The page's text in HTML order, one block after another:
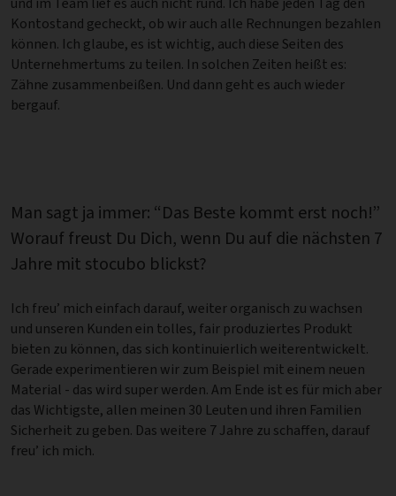
Kontostand gecheckt, ob wir auch alle Rechnungen bezahlen
können. Ich glaube, es ist wichtig, auch diese Seiten des
Unternehmertums zu teilen. In solchen Zeiten heißt es:
Zähne zusammenbeißen. Und dann geht es auch wieder
bergauf.
Man sagt ja immer: “Das Beste kommt erst noch!”
Worauf freust Du Dich, wenn Du auf die nächsten 7
Jahre mit stocubo blickst?
Ich freu’ mich einfach darauf, weiter organisch zu wachsen
und unseren Kunden ein tolles, fair produziertes Produkt
bieten zu können, das sich kontinuierlich weiterentwickelt.
Gerade experimentieren wir zum Beispiel mit einem neuen
Material - das wird super werden. Am Ende ist es für mich aber
das Wichtigste, allen meinen 30 Leuten und ihren Familien
Sicherheit zu geben. Das weitere 7 Jahre zu schaffen, darauf
freu’ ich mich.